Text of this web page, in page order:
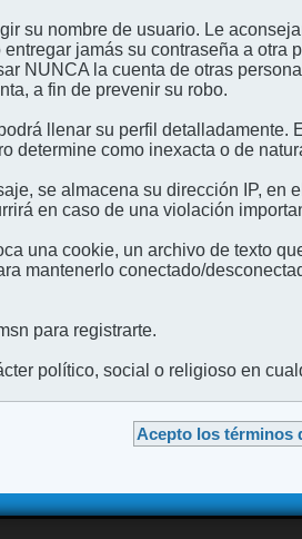
su nombre de usuario. Le
jamás su contraseña a
NUNCA la cuenta de otras
a fin de prevenir su robo.
llenar su perfil
determine como inexacta o de
se almacena su dirección IP,
en caso de una violación
una cookie, un archivo de texto
mantenerlo conectado/
para registrarte.
político, social o religioso en